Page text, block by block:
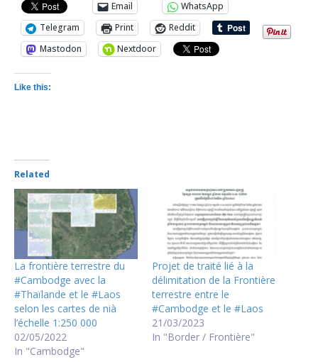
Email
WhatsApp
Telegram
Print
Reddit
Mastodon
Nextdoor
Like this:
Related
La frontière terrestre du
#Cambodge avec la
#Thaïlande et le #Laos
selon les cartes de nià
l’échelle 1:250 000
02/05/2022
In "Cambodge"
Projet de traité lié à la
délimitation de la Frontière
terrestre entre le
#Cambodge et le #Laos
21/03/2023
In "Border / Frontière"